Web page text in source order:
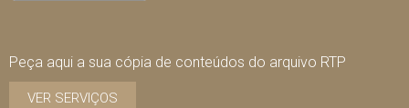
Peça aqui a sua cópia de conteúdos do arquivo RTP
VER SERVIÇOS